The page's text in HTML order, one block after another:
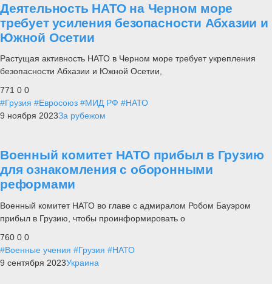
Деятельность НАТО на Черном море
требует усиления безопасности Абхазии и
Южной Осетии
Растущая активность НАТО в Черном море требует укрепления
безопасности Абхазии и Южной Осетии,
771 0 0
#Грузия #Евросоюз #МИД РФ #НАТО
9 ноября 2023За рубежом
Военный комитет НАТО прибыл в Грузию
для ознакомления с оборонными
реформами
Военный комитет НАТО во главе с адмиралом Робом Бауэром
прибыл в Грузию, чтобы проинформировать о
760 0 0
#Военные учения #Грузия #НАТО
9 сентября 2023Украина